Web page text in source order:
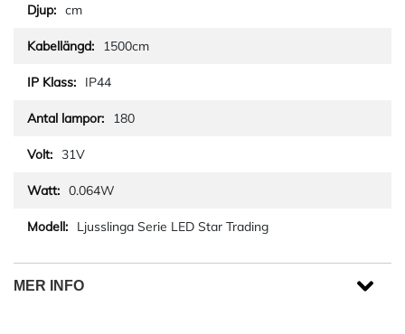
cm
1500cm
IP44
180
31V
0.064W
Ljusslinga Serie LED Star Trading
MER INFO